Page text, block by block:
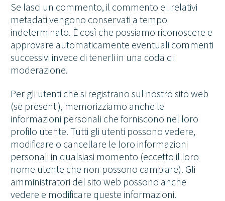
Se lasci un commento, il commento e i relativi
metadati vengono conservati a tempo
indeterminato. È così che possiamo riconoscere e
approvare automaticamente eventuali commenti
successivi invece di tenerli in una coda di
moderazione.
Per gli utenti che si registrano sul nostro sito web
(se presenti), memorizziamo anche le
informazioni personali che forniscono nel loro
profilo utente. Tutti gli utenti possono vedere,
modificare o cancellare le loro informazioni
personali in qualsiasi momento (eccetto il loro
nome utente che non possono cambiare). Gli
amministratori del sito web possono anche
vedere e modificare queste informazioni.